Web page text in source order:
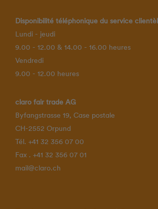
Disponibilité téléphonique du service
Lundi - jeudi
9.00 - 12.00 & 14.00 - 16.00 heures
Vendredi
9.00 - 12.00 heures
claro fair trade AG
Byfangstrasse 19, Case postale
CH-2552 Orpund
Tél. +41 32 356 07 00
Fax . +41 32 356 07 01
mail@claro.ch